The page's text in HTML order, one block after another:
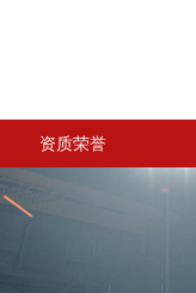
资质荣誉